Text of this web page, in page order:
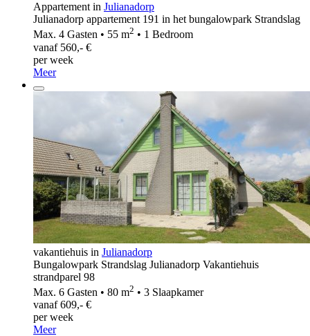
Appartement in Julianadorp
Julianadorp appartement 191 in het bungalowpark Strandslag
Max. 4 Gasten • 55 m2 • 1 Bedroom
vanaf 560,- €
per week
Meer
vakantiehuis in Julianadorp
Bungalowpark Strandslag Julianadorp Vakantiehuis
strandparel 98
Max. 6 Gasten • 80 m2 • 3 Slaapkamer
vanaf 609,- €
per week
Meer